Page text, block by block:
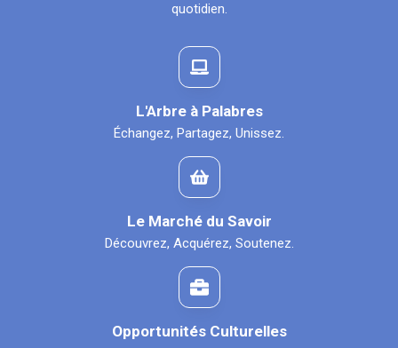
quotidien.
L'Arbre à Palabres
Échangez, Partagez, Unissez.
Le Marché du Savoir
Découvrez, Acquérez, Soutenez.
Opportunités Culturelles